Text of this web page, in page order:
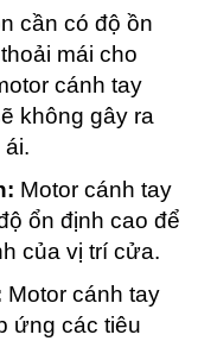
cần có độ ồn
mái cho
cánh tay
không gây ra
ái.
Motor cánh tay
ổn định cao để
của vị trí cửa.
Motor cánh tay
ứng các tiêu